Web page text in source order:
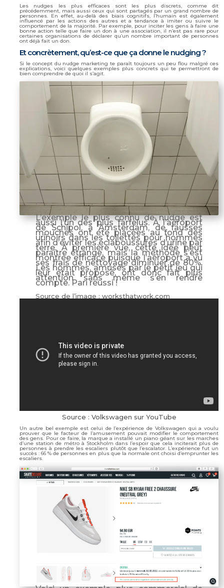
Les nudges les plus efficaces sont les plus discrets, comme dit
précédemment, mais aussi ceux qui sont partagés par un grand nombre de
personnes. En effet, au-delà des biais cognitifs, l’humain est également
influencé par les actions des autres et a tendance à imiter ou suivre le
comportement de la majorité. Par exemple, pour inciter les gens à faire une
bonne action telle que faire un don à une association, il n’est pas rare pour
certaines organisations de déclarer qu’un nombre important de personnes
ont déjà fait un don.
Et concrètement, qu’est-ce que ça donne le nudging ?
Si le concept du nudge marketing te paraît toujours un peu flou malgré ces
explications, voici quelques exemples plus concrets qui te permettront de
bien comprendre de quoi il s’agit.
L’exemple le plus connu de nudge est
aussi l’un des plus farfelus. À l’aéroport
de Schipol, à Amsterdam, de fausses
mouches ont été placées au fond des
urinoirs dans les toilettes pour hommes
afin d’éviter les éclaboussures d’urine par
terre. À première vue, cette idée peut
paraître étrange, mais la méthode s’est
montrée efficace puisque l’aéroport a vu
ses frais de nettoyage diminuer de 80%.
Les hommes, amusés par le petit jeu qui
leur était proposé, ont donc fait plus
attention sans même s’en rendre
compte. Pari réussi !
Source de l’image : worksthatwork.com
Source : Volkswagen sur YouTube
Un autre bel exemple est celui de l’expérience de Volkswagen qui a voulu
prouver que le facteur de l’amusement pouvait modifier le comportement
des gens. Pour ce faire, la marque a installé un piano géant sur les marches
d’une station de métro à Stockholm dans l’espoir que cela inciterait plus de
personnes à prendre les escaliers plutôt que l’escalator. L’expérience fut un
succès : 66 % de personnes en plus que la normale ont choisi d’emprunter les
escaliers.